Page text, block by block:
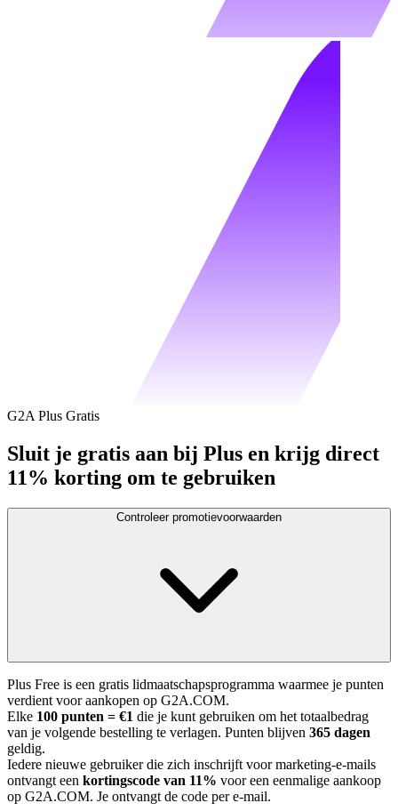
G2A Plus Gratis
Sluit je gratis aan bij Plus en krijg direct
11% korting om te gebruiken
Controleer promotievoorwaarden
Plus Free is een gratis lidmaatschapsprogramma waarmee je punten
verdient voor aankopen op G2A.COM.
Elke 100 punten = €1 die je kunt gebruiken om het totaalbedrag
van je volgende bestelling te verlagen. Punten blijven 365 dagen
geldig.
Iedere nieuwe gebruiker die zich inschrijft voor marketing-e-mails
ontvangt een kortingscode van 11% voor een eenmalige aankoop
op G2A.COM. Je ontvangt de code per e-mail.